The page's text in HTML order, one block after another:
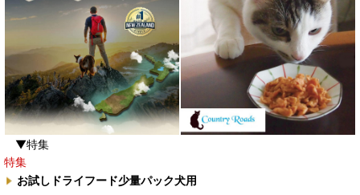
▼特集
特集
お試しドライフード少量パック犬用